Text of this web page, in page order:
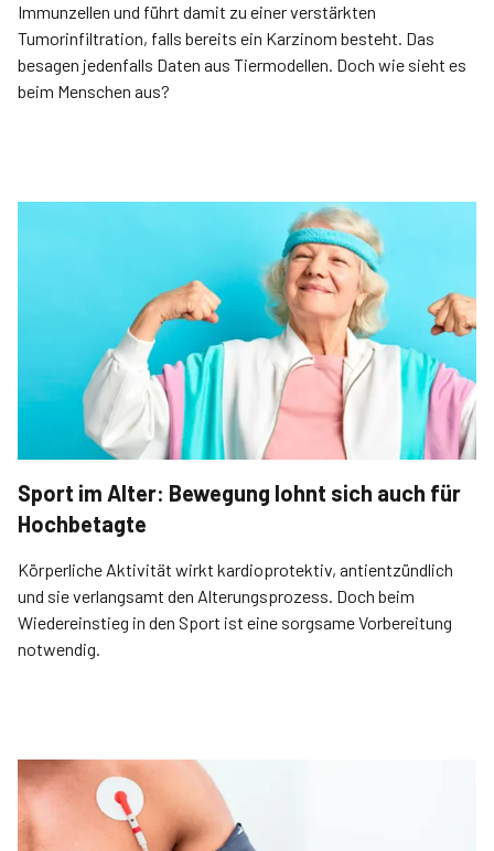
Immunzellen und führt damit zu einer verstärkten
Tumorinfiltration, falls bereits ein Karzinom besteht. Das
besagen jedenfalls Daten aus Tiermodellen. Doch wie sieht es
beim Menschen aus?
Sport im Alter: Bewegung lohnt sich auch für
Hochbetagte
Körperliche Aktivität wirkt kardioprotektiv, anti­entzündlich
und sie verlangsamt den Alterungs­prozess. Doch beim
Wiedereinstieg in den Sport ist eine sorgsame Vor­bereitung
notwendig.